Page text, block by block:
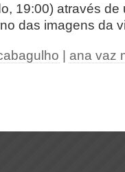
19:00) através
das imagens da
ana vaz